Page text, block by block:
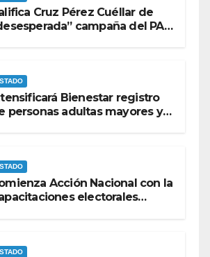
Cruz Pérez Cuéllar de
campaña del PAN
Bienestar registro
personas adultas mayores y
Acción Nacional con la
electorales